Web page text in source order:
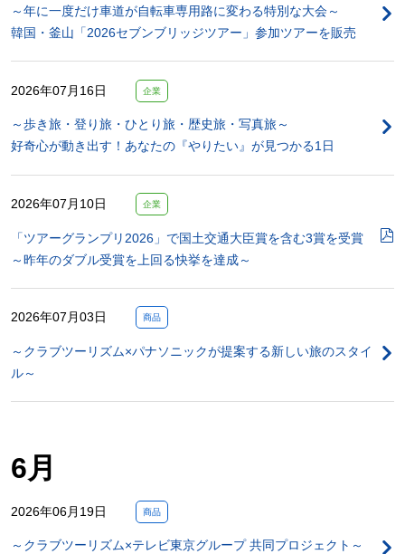
～年に一度だけ車道が自転車専用路に変わる特別な大会～
韓国・釜山「2026セブンブリッジツアー」参加ツアーを販売
2026年07月16日 企業
～歩き旅・登り旅・ひとり旅・歴史旅・写真旅～
好奇心が動き出す！あなたの『やりたい』が見つかる1日
2026年07月10日 企業
「ツアーグランプリ2026」で国土交通大臣賞を含む3賞を受賞
～昨年のダブル受賞を上回る快挙を達成～
2026年07月03日 商品
～クラブツーリズム×パナソニックが提案する新しい旅のスタイ
ル～
6月
2026年06月19日 商品
～クラブツーリズム×テレビ東京グループ 共同プロジェクト～